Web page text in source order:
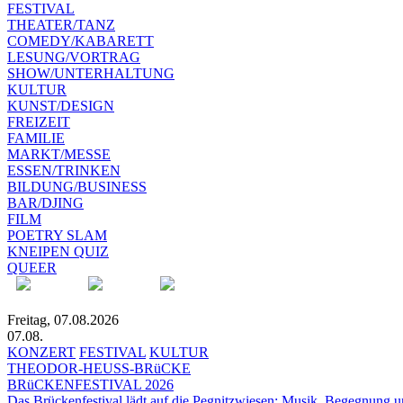
FESTIVAL
THEATER/TANZ
COMEDY/KABARETT
LESUNG/VORTRAG
SHOW/UNTERHALTUNG
KULTUR
KUNST/DESIGN
FREIZEIT
FAMILIE
MARKT/MESSE
ESSEN/TRINKEN
BILDUNG/BUSINESS
BAR/DJING
FILM
POETRY SLAM
KNEIPEN QUIZ
QUEER
Freitag, 07.08.2026
07.08.
KONZERT FESTIVAL KULTUR
THEODOR-HEUSS-BRüCKE
BRüCKENFESTIVAL 2026